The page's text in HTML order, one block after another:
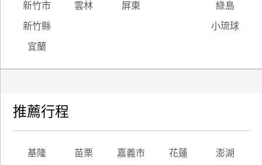
新竹市 雲林 屏東 綠島
新竹縣 小琉球
宜蘭
推薦行程
基隆 苗栗 嘉義市 花蓮 澎湖